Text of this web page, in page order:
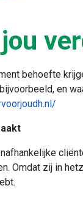
behoefte
en
Omdat zij in